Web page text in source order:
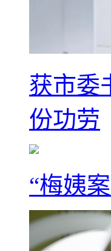
获市委
份功劳
“梅姨